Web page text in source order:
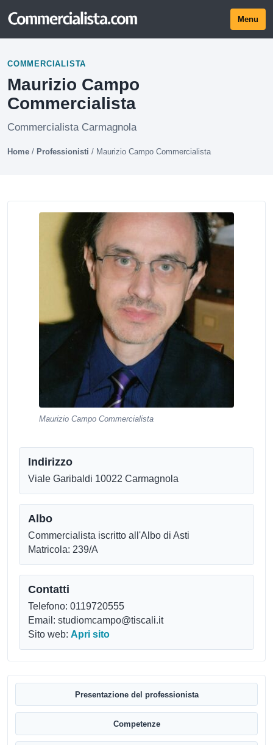
Menu
COMMERCIALISTA
Maurizio Campo
Commercialista
Commercialista Carmagnola
Home / Professionisti / Maurizio Campo Commercialista
Maurizio Campo Commercialista
Indirizzo
Viale Garibaldi 10022 Carmagnola
Albo
Commercialista iscritto all'Albo di Asti
Matricola: 239/A
Contatti
Telefono: 0119720555
Email: studiomcampo@tiscali.it
Sito web: Apri sito
Presentazione del professionista
Competenze